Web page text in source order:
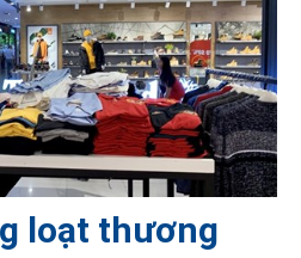
loạt thương